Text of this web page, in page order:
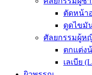
ตัดหน้า
ดูดไขมั
ศัลยกรรมผู้ห
ตกแต่ง
เลเบีย